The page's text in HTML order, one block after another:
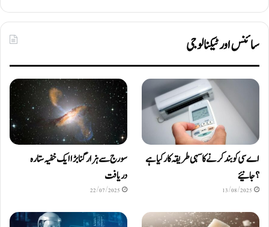
سائنس اور ٹیکنالوجی
اے سی کو بند کرنے کا سہی طریقہ کار کیا ہے
؟ جانیئے
13/08/2025
سورج سے ہزار گنا بڑا ایک خفیہ ستارہ
دریافت
22/07/2025